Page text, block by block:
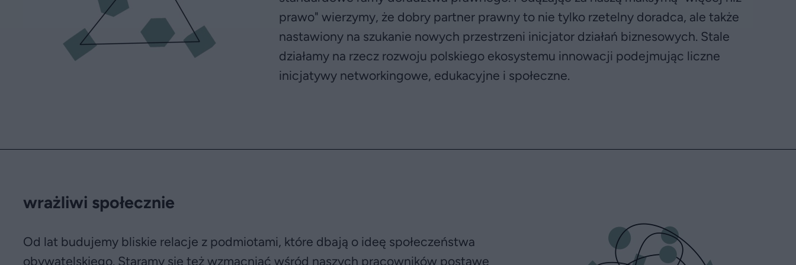
prawo" wierzymy, że dobry partner prawny to nie tylko rzetelny doradca, ale także
nastawiony na szukanie nowych przestrzeni inicjator działań biznesowych. Stale
działamy na rzecz rozwoju polskiego ekosystemu innowacji podejmując liczne
inicjatywy networkingowe, edukacyjne i społeczne.
wrażliwi społecznie
Od lat budujemy bliskie relacje z podmiotami, które dbają o ideę społeczeństwa
obywatelskiego. Staramy się też wzmacniać wśród naszych pracowników postawę